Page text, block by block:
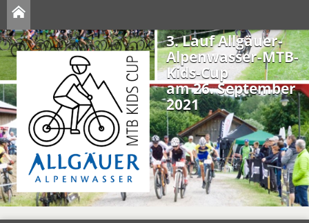
3. Lauf Allgäuer-
Alpenwasser-MTB-
Kids-Cup
am 26. September
2021